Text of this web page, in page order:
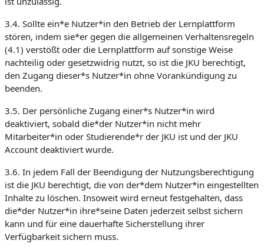
3.4. Sollte ein*e Nutzer*in den Betrieb der Lernplattform
stören, indem sie*er gegen die allgemeinen Verhaltensregeln
(4.1) verstößt oder die Lernplattform auf sonstige Weise
nachteilig oder gesetzwidrig nutzt, so ist die JKU berechtigt,
den Zugang dieser*s Nutzer*in ohne Vorankündigung zu
beenden.
3.5. Der persönliche Zugang einer*s Nutzer*in wird
deaktiviert, sobald die*der Nutzer*in nicht mehr
Mitarbeiter*in oder Studierende*r der JKU ist und der JKU
Account deaktiviert wurde.
3.6. In jedem Fall der Beendigung der Nutzungsberechtigung
ist die JKU berechtigt, die von der*dem Nutzer*in eingestellten
Inhalte zu löschen. Insoweit wird erneut festgehalten, dass
die*der Nutzer*in ihre*seine Daten jederzeit selbst sichern
kann und für eine dauerhafte Sicherstellung ihrer
Verfügbarkeit sichern muss.